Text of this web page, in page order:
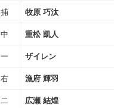
捕 牧原 巧汰
中 重松 凱人
一 ザイレン
右 漁府 輝羽
二 広瀬 結煌